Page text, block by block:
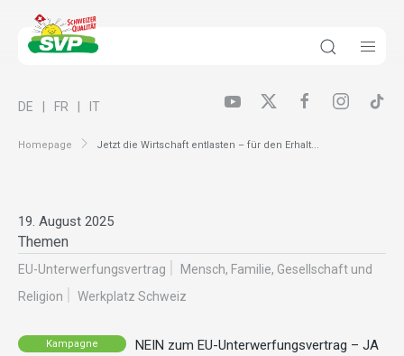
Homepage Jetzt die Wirtschaft entlasten – für den Erhalt...
DE FR IT
19. August 2025
Themen
EU-Unterwerfungsvertrag
Mensch, Familie, Gesellschaft und
Religion
Werkplatz Schweiz
Kampagne
NEIN zum EU-Unterwerfungsvertrag – JA